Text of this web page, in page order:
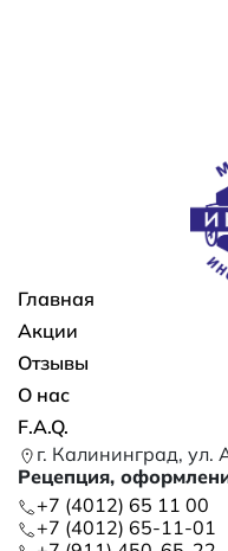
Основная навигация
Главная
Акции
Отзывы
О нас
F.A.Q.
г. Калининград, ул.
Рецепция,
+7 (4012) 65 11 00
+7 (4012) 65-11-01